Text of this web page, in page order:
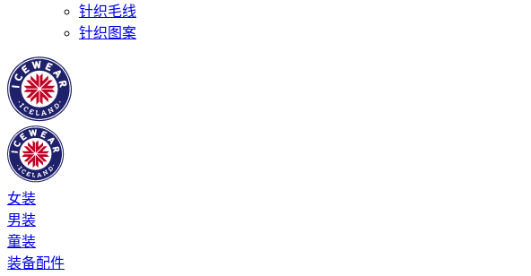
针织毛线
针织图案
女装
男装
童装
装备配件